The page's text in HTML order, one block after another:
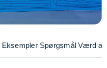
Eksempler Spørgsmål Værd at